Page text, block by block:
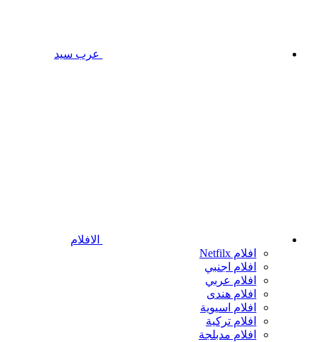
عرب سيد
الافلام
افلام Netfilx
افلام اجنبي
افلام عربي
افلام هندى
افلام اسيوية
افلام تركية
افلام مدبلجة